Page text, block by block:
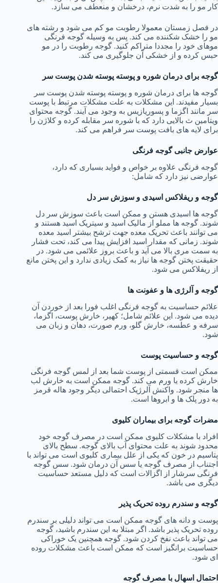
کار مو را به شدت نرم، درخشان و منعطف می سازد.
در فصل زمستان معمولا رطوبت مو کم می شود و رشته های
مو را خشک شکننده می کند. پس به وسیله گوجه فرنگی
موهای خود را مجددا متراکم کنید. گوجه رطوبت را در مو
حبس کرده و از خشکی آن جلوگیری می کند.
گوجه برای درمان شوره و پوسته پوسته شدن پوست سر
گوجه ها برای درمان شوره و پوسته پوسته شدن پوست سر
بسیار مفیدند. این مشکلات به علت مشکلات مرتبط با پوست
سر مانند اگزما و پسوریازیس به وجود می آیند. گوجه محتوای
ویتامین ث بالایی دارد که با شوره سر مقابله کرده و کلاژن را
برای لایه های بافت پوست سر فراهم می کند.
عوارض جانبی گوجه فرنگی
گوجه فرنگی علاوه بر خواص و فواید بسیاری که دارد،
عوارضی نیز دارد که شامل:
گوجه و ریفلاکس اسیدی و سوزش سر دل
گوجه ها اسیدی هستن و ممکن است باعث سوزش سر دل
شوند. گوجه ها مملو از مالیک اسید و سیتریک اسید هستند و
می توانند باعث تحریک معده جهت ترشح بیشتر اسید معده
شوند. زمانی که مقدار اسید افزایش پیدا می کند، تحت فشار
به سمت مری بالا می آید و باعث بروز علائمی می شود. در
حقیقت پختن گوجه ها نیاز به کمک زیادی ندارد و این پختن مانع
از ریفلاکس می شود.
گوجه و آلرژی ها و عفونت ها
علائم حساسیت به گوجه فرنگی اغلب فورا بعد از خوردن آن
دیده می شود. این علائم شامل؛ کهیر، خارش پوست، اگزما،
سرفه و عطسه، خارش گلو، ورم صورت، دهان و زبان می
شود.
گوجه و حساسیت پوست
ممکن است قسمتی از پوست شما بعد از لمس گوجه فرنگی
خارش کرده یا ورم می کند. گوجه ممکن است به خارش لب
ها منجر شود. واکنش آلرژیک احتمالی دیگر وجود هاله قرمز
به دور پلک ها و ابروها است.
مضرات گوجه برای بیماران کلیوی
افراد با مشکلات کلیوی ممکن است در مصرف گوجه خود
محدود شوند به علت محتوای آب بالای گوجه. سطح بالای
پتاسیم در خون که یکی از علل بیماری کلیوی است می تواند با
اجتناب از مصرف گوجه یا سس آن درمان شود. سس گوجه
فرنگی سرشار از اگزالات است که دلیل مستعد حساسیت
دیگری می باشد.
گوجه و سندرم روده تحریک پذیر
پوست و دانه های گوجه ممکن است می تواند دلیلی بر سندرم
روده تحریک پذیر باشد. اگر مبتلا به این سندرم باشید، گوجه
می تواند باعث نفخ کردن شود. گوجه همچنین یک خوراکی
حساسیت برانگیز است که ممکن است باعث مشکلات روده
ای شود.
احتمال اسهال با مصرف گوجه